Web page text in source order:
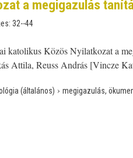
a megigazulás
32--44
katolikus Közös Nyilatkozat a
Attila, Reuss András [Vincze
(általános) › megigazulás,